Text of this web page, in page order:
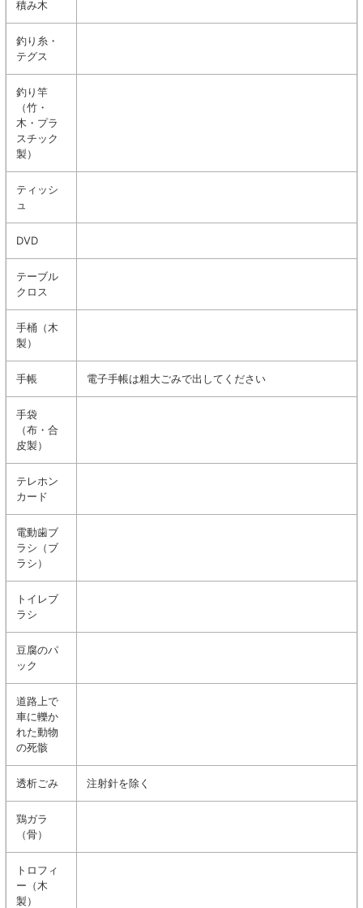
積み木
釣り糸・
テグス
釣り竿
（竹・
木・プラ
スチック
製）
ティッシ
ュ
DVD
テーブル
クロス
手桶（木
製）
手帳 電子手帳は粗大ごみで出してください
手袋
（布・合
皮製）
テレホン
カード
電動歯ブ
ラシ（ブ
ラシ）
トイレブ
ラシ
豆腐のパ
ック
道路上で
車に轢か
れた動物
の死骸
透析ごみ 注射針を除く
鶏ガラ
（骨）
トロフィ
ー（木
製）